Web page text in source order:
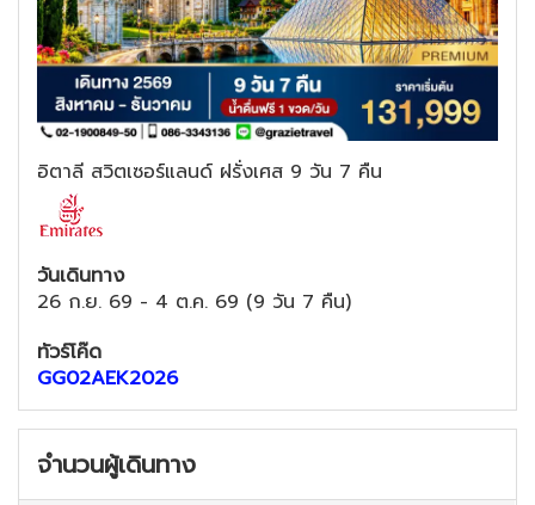
อิตาลี สวิตเซอร์แลนด์ ฝรั่งเศส 9 วัน 7 คืน
วันเดินทาง
26 ก.ย. 69 - 4 ต.ค. 69 (9 วัน 7 คืน)
ทัวร์โค๊ด
GG02AEK2026
จำนวนผู้เดินทาง